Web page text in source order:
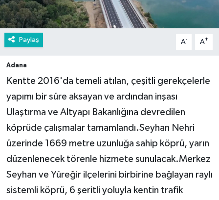
Paylaş A- A+
Adana
Kentte 2016'da temeli atılan, çeşitli gerekçelerle
yapımı bir süre aksayan ve ardından inşası
Ulaştırma ve Altyapı Bakanlığına devredilen
köprüde çalışmalar tamamlandı.Seyhan Nehri
üzerinde 1669 metre uzunluğa sahip köprü, yarın
düzenlenecek törenle hizmete sunulacak.Merkez
Seyhan ve Yüreğir ilçelerini birbirine bağlayan raylı
sistemli köprü, 6 şeritli yoluyla kentin trafik